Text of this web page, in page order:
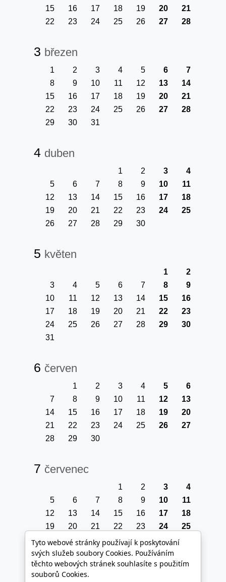
15
16 17 18 19 20
21
22
23 24 25 26 27 28
3 březen
1 2 3 4 5 6
7
8
9 10 11 12 13
14
15
16 17 18 19 20
21
22
23 24 25 26 27
28
29
30 31
4 duben
1 2 3
4
5
6 7 8 9 10
11
12
13 14 15 16 17
18
19
20 21 22 23 24
25
26
27 28 29 30
5 květen
1
2
3
4 5 6 7 8
9
10
11 12 13 14 15
16
17
18 19 20 21 22
23
24
25 26 27 28 29
30
31
6 červen
1 2 3 4 5
6
7
8 9 10 11 12
13
14
15 16 17 18 19
20
21
22 23 24 25 26
27
28
29 30
7 červenec
1 2 3
4
5
6 7 8 9 10
11
12
13 14 15 16 17
18
19
20 21 22 23 24
25
26
27 28 29 30 31
Tyto webové stránky používají k poskytování
svých služeb soubory Cookies. Používáním
těchto webových stránek souhlasíte s použitím
souborů Cookies.